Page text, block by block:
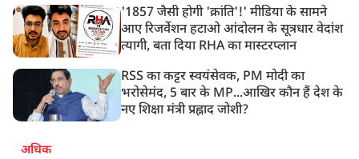
'1857 जैसी होगी 'क्रांति'!' मीडिया के सामने
आए रिजर्वेशन हटाओ आंदोलन के सूत्रधार वेदांश
त्यागी, बता दिया RHA का मास्टरप्लान
RSS का कट्टर स्वयंसेवक, PM मोदी का
भरोसेमंद, 5 बार के MP...आखिर कौन हैं देश के
नए शिक्षा मंत्री प्रह्लाद जोशी?
अधिक